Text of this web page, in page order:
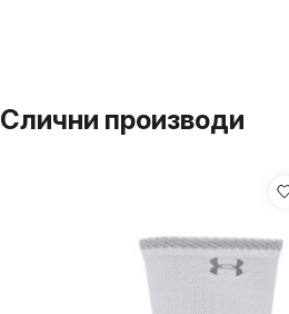
Слични производи